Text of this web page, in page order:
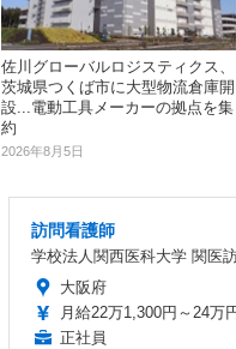
佐川グローバルロジスティクス、
茨城県つくば市に大型物流倉庫開
設...電動工具メーカーの拠点を集
約
2026年8月5日
訪問看護師
学校法人関西医科大学 関医
大阪府
月給22万1,300円～24万
正社員